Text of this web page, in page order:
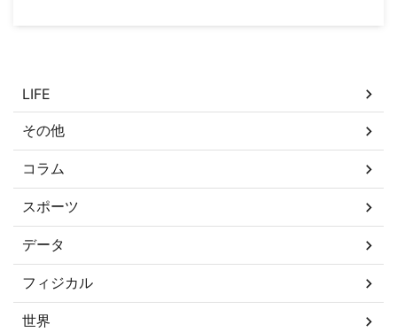
LIFE
その他
コラム
スポーツ
データ
フィジカル
世界